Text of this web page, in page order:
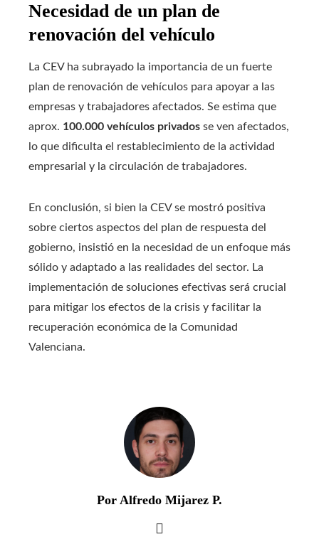
Necesidad de un plan de
renovación del vehículo
La CEV ha subrayado la importancia de un fuerte
plan de renovación de vehículos para apoyar a las
empresas y trabajadores afectados. Se estima que
aprox. 100.000 vehículos privados se ven afectados,
lo que dificulta el restablecimiento de la actividad
empresarial y la circulación de trabajadores.
En conclusión, si bien la CEV se mostró positiva
sobre ciertos aspectos del plan de respuesta del
gobierno, insistió en la necesidad de un enfoque más
sólido y adaptado a las realidades del sector. La
implementación de soluciones efectivas será crucial
para mitigar los efectos de la crisis y facilitar la
recuperación económica de la Comunidad
Valenciana.
Por Alfredo Mijarez P.